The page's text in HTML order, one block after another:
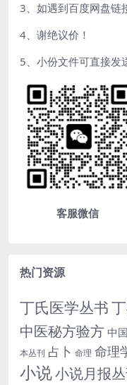
3、如遇到百度网盘链
4、谢绝议价！
5、小份文件可直接发
客服微信
热门资源
丁氏医学丛书
中医秘方验方 中
本丛刊 占卜 命理 命理
小说小说月报